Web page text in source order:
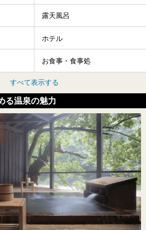
露天風呂
ホテル
お食事・食事処
すべて表示する
る温泉の魅力